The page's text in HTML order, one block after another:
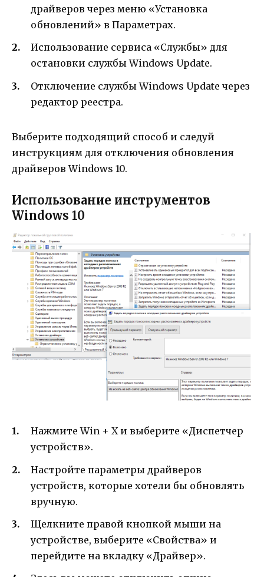
драйверов через меню «Установка
обновлений» в Параметрах.
Использование сервиса «Службы» для
остановки службы Windows Update.
Отключение службы Windows Update через
редактор реестра.
Выберите подходящий способ и следуй
инструкциям для отключения обновления
драйверов Windows 10.
Использование инструментов
Windows 10
Нажмите Win + X и выберите «Диспетчер
устройств».
Настройте параметры драйверов
устройств, которые хотели бы обновлять
вручную.
Щелкните правой кнопкой мыши на
устройстве, выберите «Свойства» и
перейдите на вкладку «Драйвер».